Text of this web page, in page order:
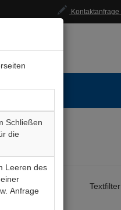
Kontaktanfrage
Schließen
die
Leeren des
Anfrage
Textfilter